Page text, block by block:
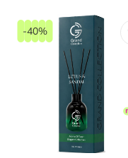
-40%